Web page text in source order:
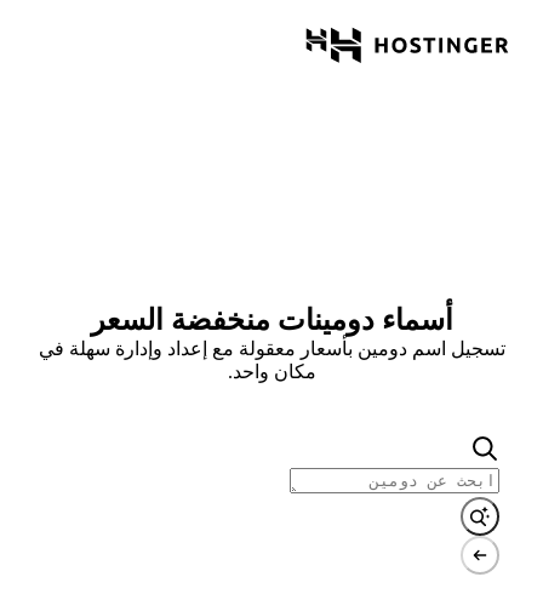
أسماء دومينات منخفضة السعر
تسجيل اسم دومين بأسعار معقولة مع إعداد وإدارة سهلة في
مكان واحد.